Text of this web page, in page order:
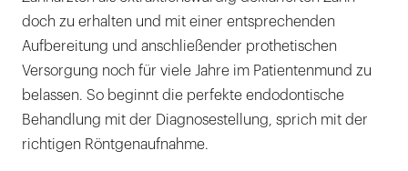
doch zu erhalten und mit einer entsprechenden
Aufbereitung und anschließender prothetischen
Versorgung noch für viele Jahre im Patientenmund zu
belassen. So beginnt die perfekte endodontische
Behandlung mit der Diagnosestellung, sprich mit der
richtigen Röntgenaufnahme.